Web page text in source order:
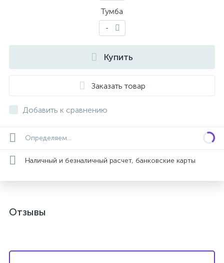
Тумба
-
Купить
Заказать товар
Добавить к сравнению
Определяем...
Наличный и безналичный расчет, банковские карты
Отзывы